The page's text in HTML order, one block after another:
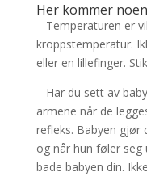
Her kommer
– Temperaturen er
kroppstemperatur.
eller en lillefinger.
– Har du sett av
armene når de
refleks. Babyen gjør
og når hun føler seg
bade babyen din.